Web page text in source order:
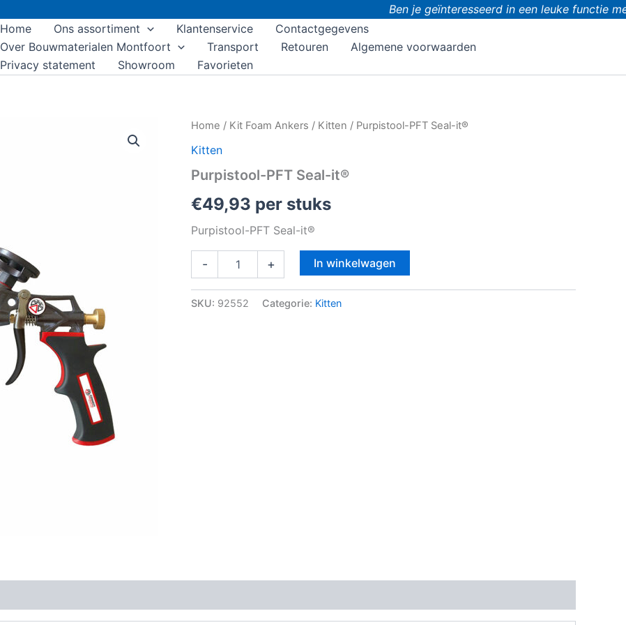
Ben je geïnteresseerd in een leuke functie
Home Ons assortiment Klantenservice
Contactgegevens
Over Bouwmaterialen Montfoort
Transport Retouren
Algemene voorwaarden
Privacy statement
Showroom Favorieten
Home / Kit Foam Ankers / Kitten / Purpistool-PFT Seal-it®
Kitten
Purpistool-PFT Seal-it®
€49,93 per stuks
Purpistool-PFT Seal-it®
-
Purpistool-
Seal-
aantal
+ In winkelwagen
SKU: 92552 Categorie: Kitten